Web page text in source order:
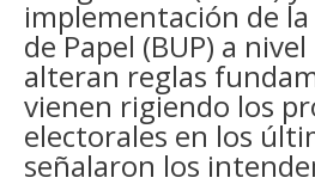
implementación de
de Papel (BUP) a
alteran reglas
vienen rigiendo los
electorales en los
señalaron los